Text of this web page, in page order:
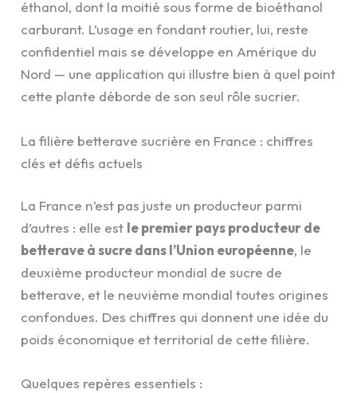
éthanol, dont la moitié sous forme de bioéthanol
carburant. L’usage en fondant routier, lui, reste
confidentiel mais se développe en Amérique du
Nord — une application qui illustre bien à quel point
cette plante déborde de son seul rôle sucrier.
La filière betterave sucrière en France : chiffres
clés et défis actuels
La France n’est pas juste un producteur parmi
d’autres : elle est le premier pays producteur de
betterave à sucre dans l’Union européenne, le
deuxième producteur mondial de sucre de
betterave, et le neuvième mondial toutes origines
confondues. Des chiffres qui donnent une idée du
poids économique et territorial de cette filière.
Quelques repères essentiels :